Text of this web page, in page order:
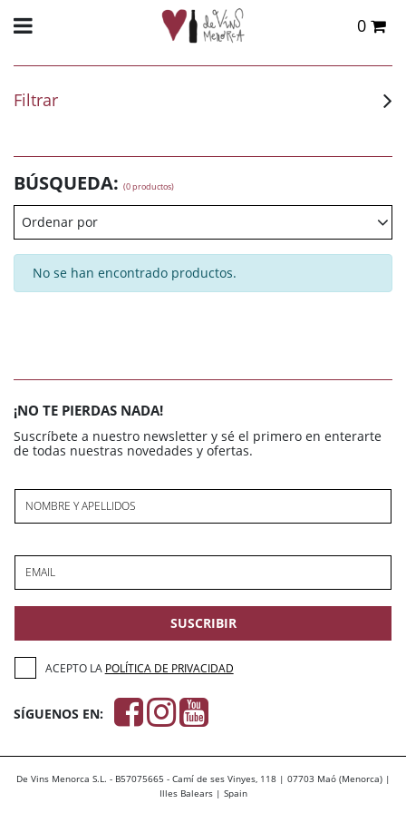
0
Filtrar
BÚSQUEDA: (0 productos)
Ordenar por
No se han encontrado productos.
¡NO TE PIERDAS NADA!
Suscríbete a nuestro newsletter y sé el primero en enterarte
de todas nuestras novedades y ofertas.
NOMBRE Y APELLIDOS
EMAIL
SUSCRIBIR
ACEPTO LA POLÍTICA DE PRIVACIDAD
SÍGUENOS EN:
De Vins Menorca S.L. - B57075665 - Camí de ses Vinyes, 118 | 07703 Maó (Menorca) |
Illes Balears | Spain